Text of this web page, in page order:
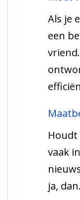
Als je
een
Houdt
vaak
ja,